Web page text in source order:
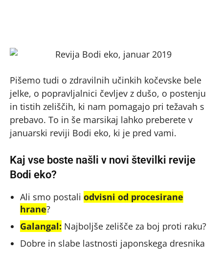
Pišemo tudi o zdravilnih učinkih kočevske bele
jelke, o popravljalnici čevljev z dušo, o postenju
in tistih zeliščih, ki nam pomagajo pri težavah s
prebavo. To in še marsikaj lahko preberete v
januarski reviji Bodi eko, ki je pred vami.
Kaj vse boste našli v novi številki revije
Bodi eko?
Ali smo postali odvisni od procesirane
hrane?
Galangal: Najboljše zelišče za boj proti raku?
Dobre in slabe lastnosti japonskega dresnika